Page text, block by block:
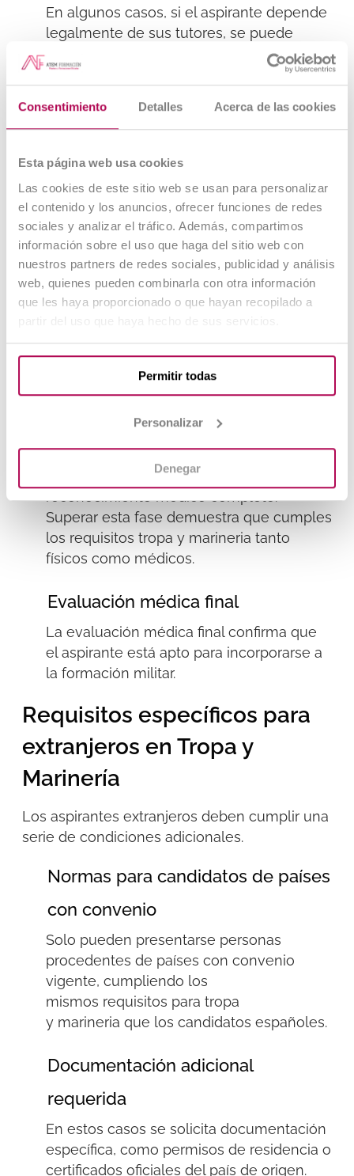
Consentimiento Detalles Acerca de las cookies
Esta página web usa cookies
Las cookies de este sitio web se usan para personalizar
el contenido y los anuncios, ofrecer funciones de redes
sociales y analizar el tráfico. Además, compartimos
información sobre el uso que haga del sitio web con
nuestros partners de redes sociales, publicidad y análisis
web, quienes pueden combinarla con otra información
que les haya proporcionado o que hayan recopilado a
Permitir todas
Personalizar
Denegar
En algunos casos, si el aspirante depende
legalmente de sus tutores, se puede
requerir una autorización expresa.
Fases del proceso de
selección para Tropa y
Marinería
El proceso de selección se divide en varias
fases que deben superarse de forma
consecutiva.
Fase 1: concurso y oposición
En esta fase se valoran los méritos del
psicotécnicas. Una buena preparación es
clave para avanzar con opciones reales.
reconocimiento médico
Aquí se realizan las pruebas físicas y el
reconocimiento médico completo.
Superar esta fase demuestra que cumples
los requisitos tropa y marineria tanto
físicos como médicos.
Evaluación médica final
La evaluación médica final confirma que
el aspirante está apto para incorporarse a
la formación militar.
Requisitos específicos para
extranjeros en Tropa y
Marinería
Los aspirantes extranjeros deben cumplir una
serie de condiciones adicionales.
Normas para candidatos de países
con convenio
Solo pueden presentarse personas
procedentes de países con convenio
vigente, cumpliendo los
mismos requisitos para tropa
y marineria que los candidatos españoles.
Documentación adicional
requerida
En estos casos se solicita documentación
específica, como permisos de residencia o
certificados oficiales del país de origen.